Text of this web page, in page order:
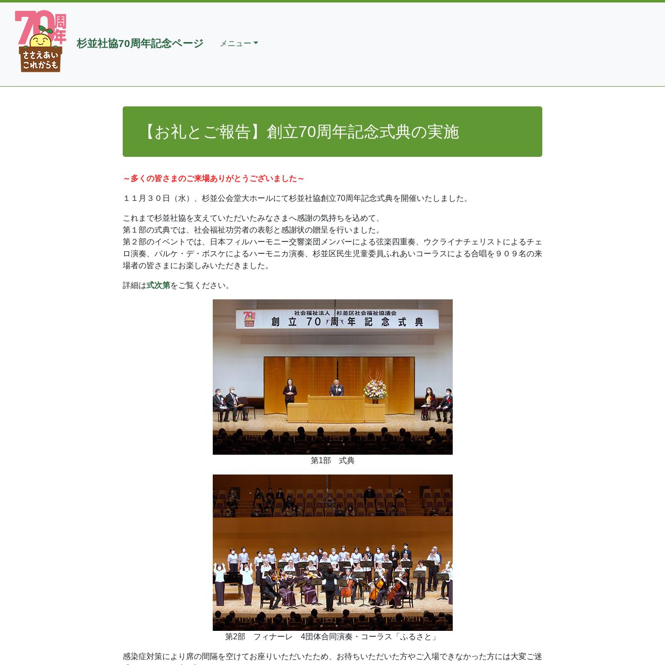
杉並社協70周年記念ページ メニュー
【お礼とご報告】創立70周年記念式典の実施
～多くの皆さまのご来場ありがとうございました～
１１月３０日（水）、杉並公会堂大ホールにて杉並社協創立70周年記念式典を開催いたしました。
これまで杉並社協を支えていただいたみなさまへ感謝の気持ちを込めて、
第１部の式典では、社会福祉功労者の表彰と感謝状の贈呈を行いました。
第２部のイベントでは、日本フィルハーモニー交響楽団メンバーによる弦楽四重奏、ウクライナチェリストによるチェ
ロ演奏、パルケ・デ・ボスケによるハーモニカ演奏、杉並区民生児童委員ふれあいコーラスによる合唱を９０９名の来
場者の皆さまにお楽しみいただきました。
詳細は式次第をご覧ください。
第1部 式典
第2部 フィナーレ 4団体合同演奏・コーラス「ふるさと」
感染症対策により席の間隔を空けてお座りいただいたため、お待ちいただいた方やご入場できなかった方には大変ご迷